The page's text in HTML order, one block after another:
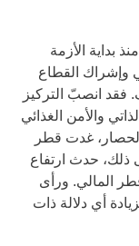
بداية الأزمة
وإشراك القطاع
فقد انصبّ التركيز
والأمن الغذائي
غدت قطر
ذلك، حدث ارتفاع
المالي. ورأى
أي دلالة ذات